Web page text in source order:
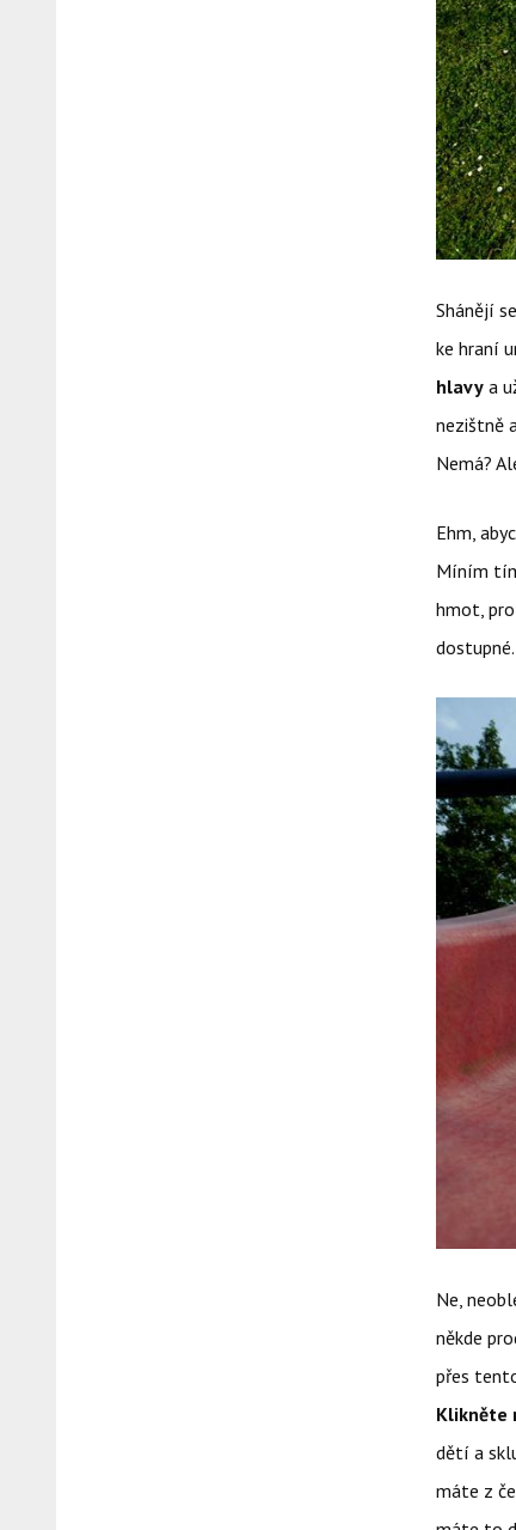
Shánějí
ke hraní
hlavy a
nezištně
Nemá?
Ehm,
Míním
hmot,
dostupné.
Ne,
někde
přes
Klikněte
dětí a
máte z